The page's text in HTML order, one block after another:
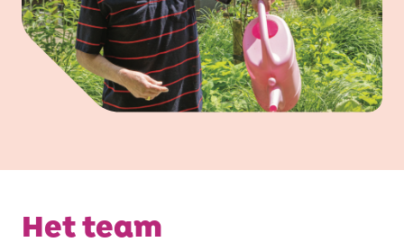
Het team